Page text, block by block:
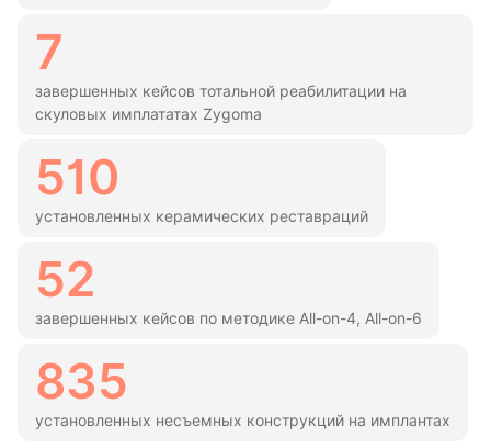
7
завершенных кейсов тотальной реабилитации на
скуловых имплататах Zygoma
510
установленных керамических реставраций
52
завершенных кейсов по методике All-on-4, All-on-6
835
установленных несъемных конструкций на имплантах